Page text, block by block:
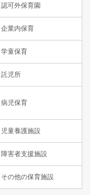
認可外保育園
企業内保育
学童保育
託児所
病児保育
児童養護施設
障害者支援施設
その他の保育施設